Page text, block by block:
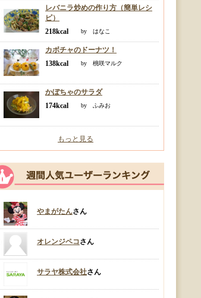
レバニラ炒めの作り方（簡単レシ
ピ）
218kcal
by はなこ
カボチャのドーナツ！
138kcal
by 桃咲マルク
かぼちゃのサラダ
174kcal
by ふみお
もっと見る
やまがたんさん
オレンジペコさん
サラヤ株式会社さん